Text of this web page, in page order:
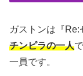
ガストンは『
チンピラの一人
一員です。